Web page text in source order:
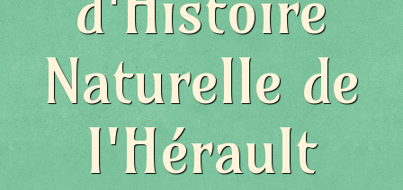
Naturelle de
l'Hérault